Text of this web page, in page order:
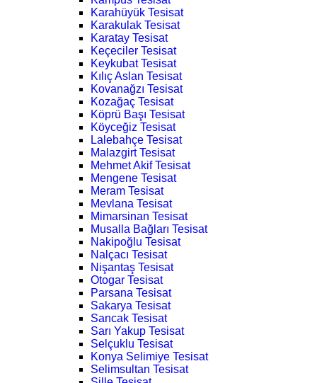
Karahüyük Tesisat
Karakulak Tesisat
Karatay Tesisat
Keçeciler Tesisat
Keykubat Tesisat
Kılıç Aslan Tesisat
Kovanağzı Tesisat
Kozağaç Tesisat
Köprü Başı Tesisat
Köyceğiz Tesisat
Lalebahçe Tesisat
Malazgirt Tesisat
Mehmet Akif Tesisat
Mengene Tesisat
Meram Tesisat
Mevlana Tesisat
Mimarsinan Tesisat
Musalla Bağları Tesisat
Nakipoğlu Tesisat
Nalçacı Tesisat
Nişantaş Tesisat
Otogar Tesisat
Parsana Tesisat
Sakarya Tesisat
Sancak Tesisat
Sarı Yakup Tesisat
Selçuklu Tesisat
Konya Selimiye Tesisat
Selimsultan Tesisat